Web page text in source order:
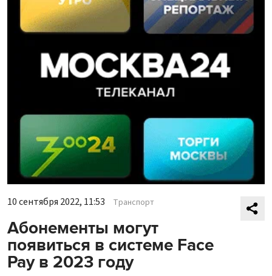
10 сентября 2022, 11:53 Транспорт
Абонементы могут
появиться в системе Face
Pay в 2023 году